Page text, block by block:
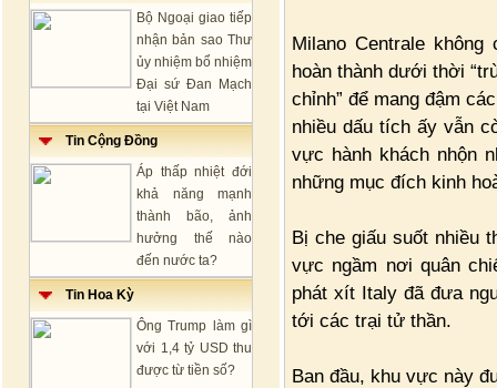
Bộ Ngoại giao tiếp
nhận bản sao Thư
ủy nhiệm bổ nhiệm
Đại sứ Đan Mạch
tại Việt Nam
Tin Cộng Đồng
Áp thấp nhiệt đới
khả năng mạnh
thành bão, ảnh
hưởng thế nào
đến nước ta?
Tin Hoa Kỳ
Ông Trump làm gì
với 1,4 tỷ USD thu
được từ tiền số?
Milano Centrale
hoàn thành dưới thời
chỉnh” để mang đậm
nhiều dấu tích ấy vẫn
vực hành khách nhộn
những mục đích kinh
Bị che giấu suốt nhiều
vực ngầm nơi quân
phát xít Italy đã đưa
tới các trại tử thần.
Ban đầu, khu vực này